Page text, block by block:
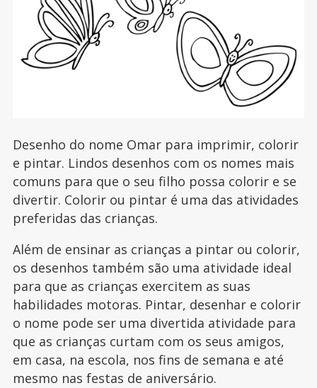
Desenho do nome Omar para imprimir, colorir
e pintar. Lindos desenhos com os nomes mais
comuns para que o seu filho possa colorir e se
divertir. Colorir ou pintar é uma das atividades
preferidas das crianças.
Além de ensinar as crianças a pintar ou colorir,
os desenhos também são uma atividade ideal
para que as crianças exercitem as suas
habilidades motoras. Pintar, desenhar e colorir
o nome pode ser uma divertida atividade para
que as crianças curtam com os seus amigos,
em casa, na escola, nos fins de semana e até
mesmo nas festas de aniversário.